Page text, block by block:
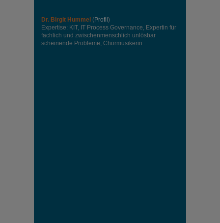
Dr. Birgit Hummel (Profil )
Expertise: KIT, IT Process Governance, Expertin für
fachlich und zwischenmenschlich unlösbar
scheinende Probleme, Chormusikerin